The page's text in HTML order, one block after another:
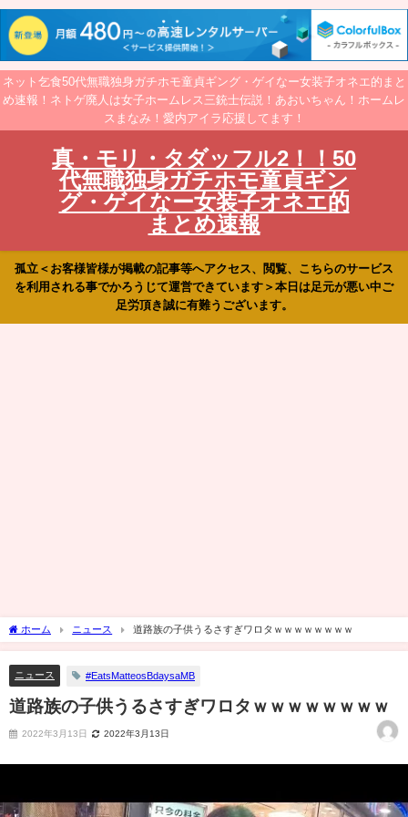
ネット乞食50代無職独身ガチホモ童貞ギング・ゲイなー女装子オネエ的まと
め速報！ネトゲ廃人は女子ホームレス三銃士伝説！あおいちゃん！ホームレ
スまなみ！愛内アイラ応援してます！
真・モリ・タダッフル2！！50
代無職独身ガチホモ童貞ギン
グ・ゲイなー女装子オネエ的
まとめ速報
孤立＜お客様皆様が掲載の記事等へアクセス、閲覧、こちらのサービス
を利用される事でかろうじて運営できています＞本日は足元が悪い中ご
足労頂き誠に有難うございます。
ホーム ニュース 道路族の子供うるさすぎワロタｗｗｗｗｗｗｗｗ
ニュース #EatsMatteosBdaysaMB
道路族の子供うるさすぎワロタｗｗｗｗｗｗｗｗ
2022年3月13日 2022年3月13日